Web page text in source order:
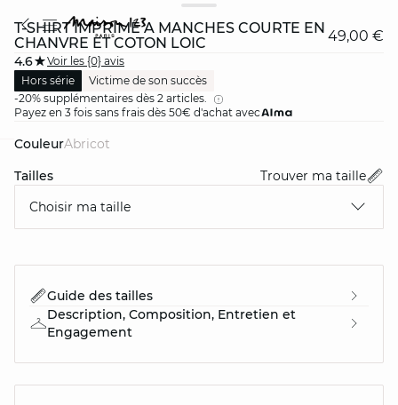
T-SHIRT IMPRIMÉ À MANCHES COURTE EN
CHANVRE ET COTON LOIC
49,00 €
4.6
Voir les {0} avis
Hors série
Victime de son succès
-20% supplémentaires dès 2 articles.
Payez en 3 fois sans frais dès 50€ d'achat avec
Couleur
abricot
Tailles
Trouver ma taille
Choisir ma taille
Guide des tailles
Description, Composition, Entretien et
Engagement